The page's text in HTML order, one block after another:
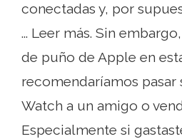
conectadas y, por
... Leer más. Sin
de puño de Apple en
recomendaríamos
Watch a un amigo o
Especialmente si